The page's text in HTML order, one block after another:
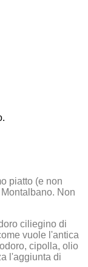
piatto (e non
Non
ciliegino di
vuole l'antica
cipolla, olio
l'aggiunta di